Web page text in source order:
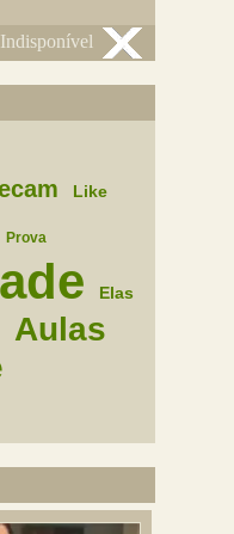
Like
Prova
Elas
Aulas